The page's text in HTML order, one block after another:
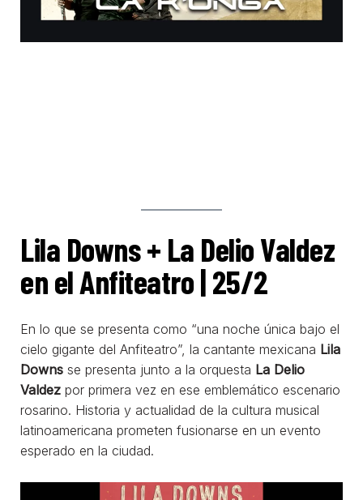
Lila Downs + La Delio Valdez
en el Anfiteatro | 25/2
En lo que se presenta como “una noche única bajo el
cielo gigante del Anfiteatro”, la cantante mexicana Lila
Downs se presenta junto a la orquesta La Delio
Valdez por primera vez en ese emblemático escenario
rosarino. Historia y actualidad de la cultura musical
latinoamericana prometen fusionarse en un evento
esperado en la ciudad.